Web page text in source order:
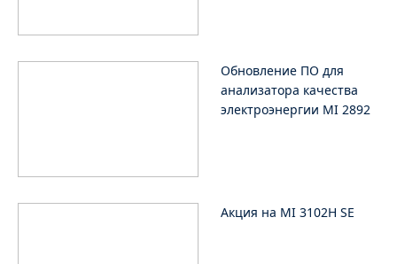
Обновление ПО для
анализатора качества
электроэнергии MI 2892
Акция на MI 3102H SE